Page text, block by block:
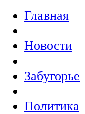
Главная
Новости
Забугорье
Политика